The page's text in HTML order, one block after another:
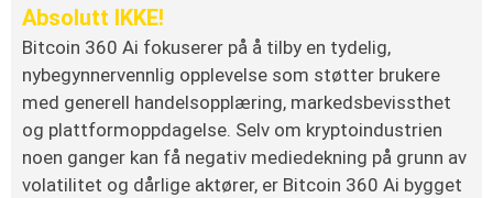
Absolutt IKKE!
Bitcoin 360 Ai fokuserer på å tilby en tydelig,
nybegynnervennlig opplevelse som støtter brukere
med generell handelsopplæring, markedsbevissthet
og plattformoppdagelse. Selv om kryptoindustrien
noen ganger kan få negativ mediedekning på grunn av
volatilitet og dårlige aktører, er Bitcoin 360 Ai bygget